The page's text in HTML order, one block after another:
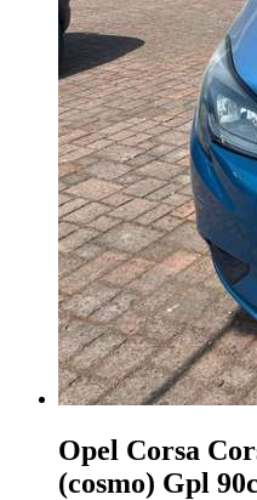
Opel Corsa
(cosmo) Gpl